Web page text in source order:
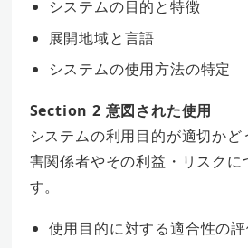
システムの目的と特徴
展開地域と言語
システムの使用方法の特定
Section 2 意図された使用
システムの利用目的が適切かど
害関係者やその利益・リスクに
す。
使用目的に対する適合性の